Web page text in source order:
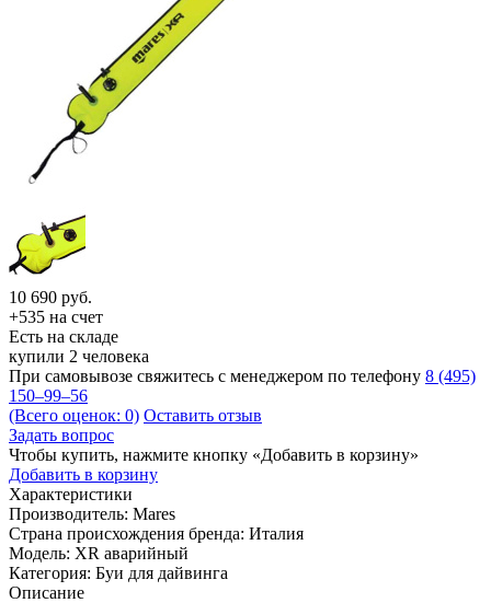
10 690 руб.
+535 на счет
Есть на складе
купили 2 человека
При самовывозе свяжитесь с менеджером по телефону 8 (495)
150–99–56
(Всего оценок: 0) Оставить отзыв
Задать вопрос
Чтобы купить, нажмите кнопку «Добавить в корзину»
Добавить в корзину
Характеристики
Производитель: Mares
Страна происхождения бренда: Италия
Модель: XR аварийный
Категория: Буи для дайвинга
Описание